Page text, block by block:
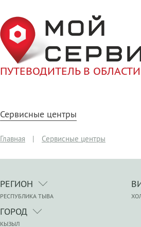
ПУТЕВОДИТЕЛЬ В
Сервисные центры
Главная | Сервисные центры
РЕГИОН
РЕСПУБЛИКА ТЫВА
ГОРОД
КЫЗЫЛ